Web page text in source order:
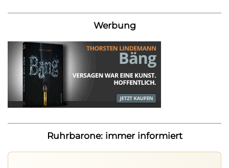
Werbung
Ruhrbarone: immer informiert